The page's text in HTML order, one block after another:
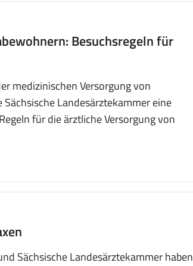
Besuchsregeln für
medizinischen Versorgung von
Landesärztekammer eine
für die ärztliche Versorgung von
Sächsische Landesärztekammer haben